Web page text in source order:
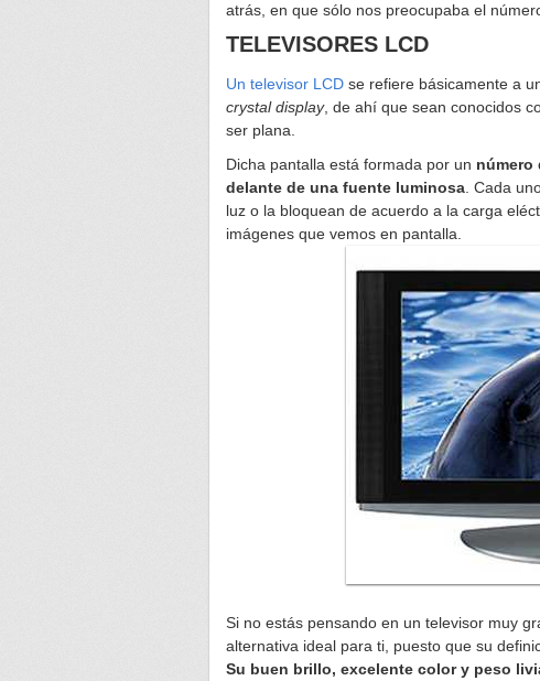
atrás, en que sólo nos preocupaba el
TELEVISORES LCD
Un televisor LCDse refiere básicamente a
crystal display, de ahí que sean conocidos
ser plana.
Dicha pantalla está formada por un número
delante de una fuente luminosa. Cada
luz o la bloquean de acuerdo a la carga
imágenes que vemos en pantalla.
Si no estás pensando en un televisor muy
alternativa ideal para ti, puesto que su
Su buen brillo, excelente color y peso